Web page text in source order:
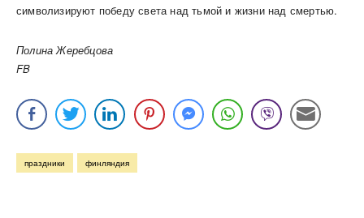
символизируют победу света над тьмой и жизни над смертью.
Полина Жеребцова
FB
праздники финляндия